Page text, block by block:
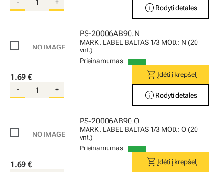
- + info Rodyti detales
PS-20006AB90.N
MARK. LABEL BALTAS 1/3 MOD.: N (20
vnt.)
Prieinamumas
1.69 €
- +
shopping_cartĮdėti į krepšelį
info Rodyti detales
PS-20006AB90.O
MARK. LABEL BALTAS 1/3 MOD.: O (20
vnt.)
Prieinamumas
1.69 € shopping_cartĮdėti į krepšelį